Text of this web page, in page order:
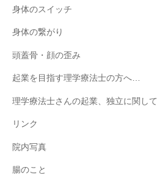
身体のスイッチ
身体の繋がり
頭蓋骨・顔の歪み
起業を目指す理学療法士の方へ…
理学療法士さんの起業、独立に関して
リンク
院内写真
腸のこと